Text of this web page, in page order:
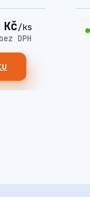
/ks
bez DPH